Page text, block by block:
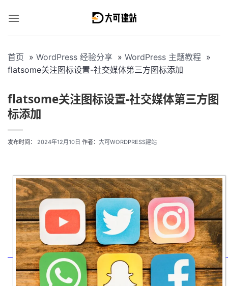
首页
WordPress 经验分享
WordPress 主题教程
flatsome关注图标设置-社交媒体第三方图标添加
flatsome关注图标设置-社交媒体第三方图
标添加
发布时间： 2024年12月10日 作者： 大可WORDPRESS建站